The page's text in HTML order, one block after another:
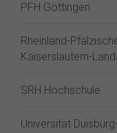
PFH Göttingen
Rheinland-
Kaiserslautern-
SRH Hochschule
Universität